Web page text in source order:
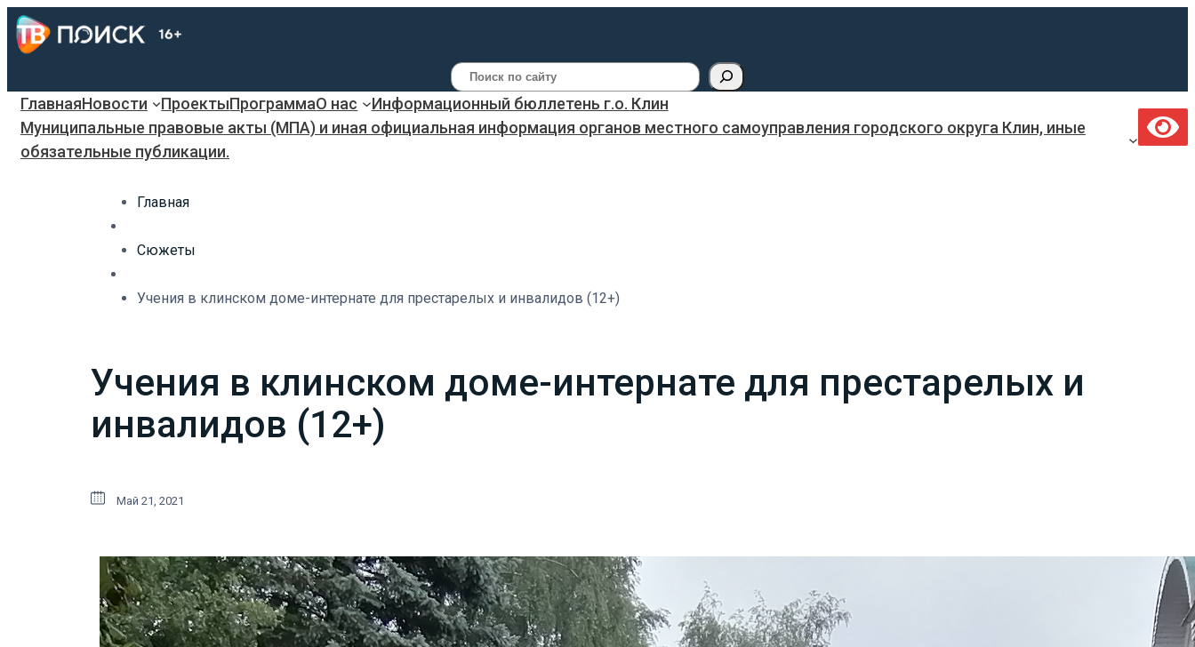
Поиск
ГлавнаяНовости ПроектыПрограммаО нас
Информационный бюллетень г.о. Клин
Муниципальные правовые акты (МПА) и иная официальная информация органов местного самоуправления городского округа Клин, иные
обязательные публикации.
Главная
Сюжеты
Учения в клинском доме-интернате для престарелых и инвалидов (12+)
Учения в клинском доме-интернате для престарелых и
инвалидов (12+)
Май 21, 2021